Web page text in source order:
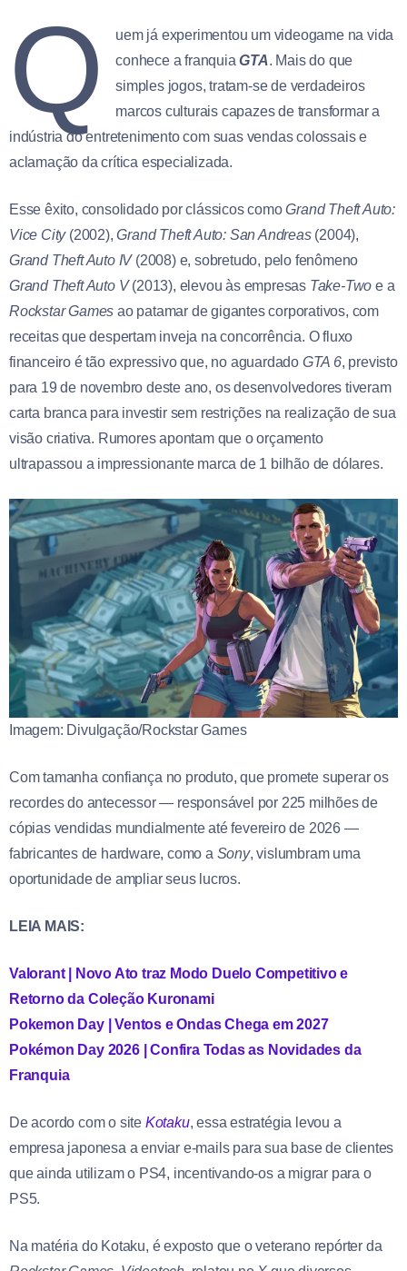
Q
uem já experimentou um videogame na vida
conhece a franquiaGTA. Mais do que
simples jogos, tratam-se de verdadeiros
marcos culturais capazes de transformar a
indústria do entretenimento com suas vendas colossais e
aclamação da crítica especializada.
Esse êxito, consolidado por clássicos comoGrand Theft Auto:
Vice City(2002),Grand Theft Auto: San Andreas (2004),
Grand Theft Auto IV (2008) e, sobretudo, pelo fenômeno
Grand Theft Auto V(2013), elevou às empresas Take-Two e a
Rockstar Games ao patamar de gigantes corporativos, com
receitas que despertam inveja na concorrência. O fluxo
financeiro é tão expressivo que, no aguardado GTA 6, previsto
para 19 de novembro deste ano, os desenvolvedores tiveram
carta branca para investir sem restrições na realização de sua
visão criativa. Rumores apontam que o orçamento
ultrapassou a impressionante marca de 1 bilhão de dólares.
Imagem: Divulgação/Rockstar Games
Com tamanha confiança no produto, que promete superar os
recordes do antecessor — responsável por 225 milhões de
cópias vendidas mundialmente até fevereiro de 2026 —
fabricantes de hardware, como a Sony, vislumbram uma
oportunidade de ampliar seus lucros.
LEIA MAIS:
Valorant | Novo Ato traz Modo Duelo Competitivo e
Retorno da Coleção Kuronami
Pokemon Day | Ventos e Ondas Chega em 2027
Pokémon Day 2026 | Confira Todas as Novidades da
Franquia
De acordo com o site Kotaku, essa estratégia levou a
empresa japonesa a enviar e-mails para sua base de clientes
que ainda utilizam o PS4, incentivando-os a migrar para o
PS5.
Na matéria do Kotaku, é exposto que o veterano repórter da